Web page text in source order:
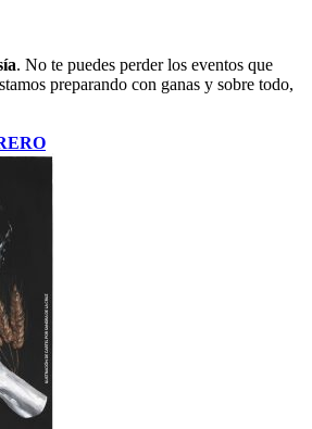
. No te puedes perder los eventos que
preparando con ganas y sobre todo,